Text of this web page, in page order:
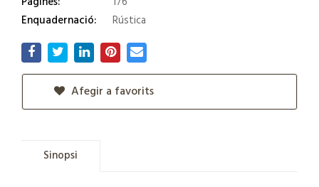
Enquadernació:
Rústica
Afegir a favorits
Sinopsi